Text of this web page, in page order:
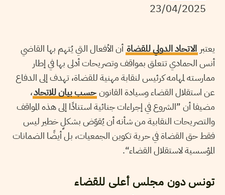
23/04/2025
يعتبر الاتحاد الدولي للقضاة أن الأفعال التي يُتهم بها القاضي
أنس الحمادي تتعلق بمواقف وتصريحات أدلى بها في إطار
ممارسته لمهامه كرئيس لنقابة مهنية للقضاة، تهدف إلى الدفاع
عن استقلال القضاء وسيادة القانون حسب بيان للاتحاد،
مضيفا أن ”الشروع في إجراءات جنائية استنادًا إلى هذه المواقف
والتصريحات النقابية من شأنه أن يُقوّض بشكلٍ خطير ليس
فقط حق القضاة في حرية تكوين الجمعيات، بل أيضًا الضمانات
المؤسسية لاستقلال القضاء“.
تونس دون مجلس أعلى للقضاء